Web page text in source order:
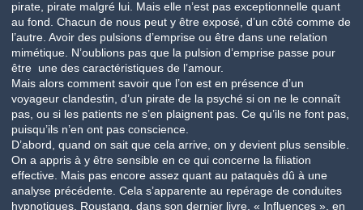
pirate, pirate malgré lui. Mais elle n’est pas exceptionnelle quant
au fond. Chacun de nous peut y être exposé, d’un côté comme de
l’autre. Avoir des pulsions d’emprise ou être dans une relation
mimétique. N’oublions pas que la pulsion d’emprise passe pour
être une des caractéristiques de l’amour.
Mais alors comment savoir que l’on est en présence d’un
voyageur clandestin, d’un pirate de la psyché si on ne le connaît
pas, ou si les patients ne s’en plaignent pas. Ce qu’ils ne font pas,
puisqu’ils n’en ont pas conscience.
D’abord, quand on sait que cela arrive, on y devient plus sensible.
On a appris à y être sensible en ce qui concerne la filiation
effective. Mais pas encore assez quant au pataquès dû à une
analyse précédente. Cela s’apparente au repérage de conduites
hypnotiques. Roustang, dans son dernier livre, « Influences », en